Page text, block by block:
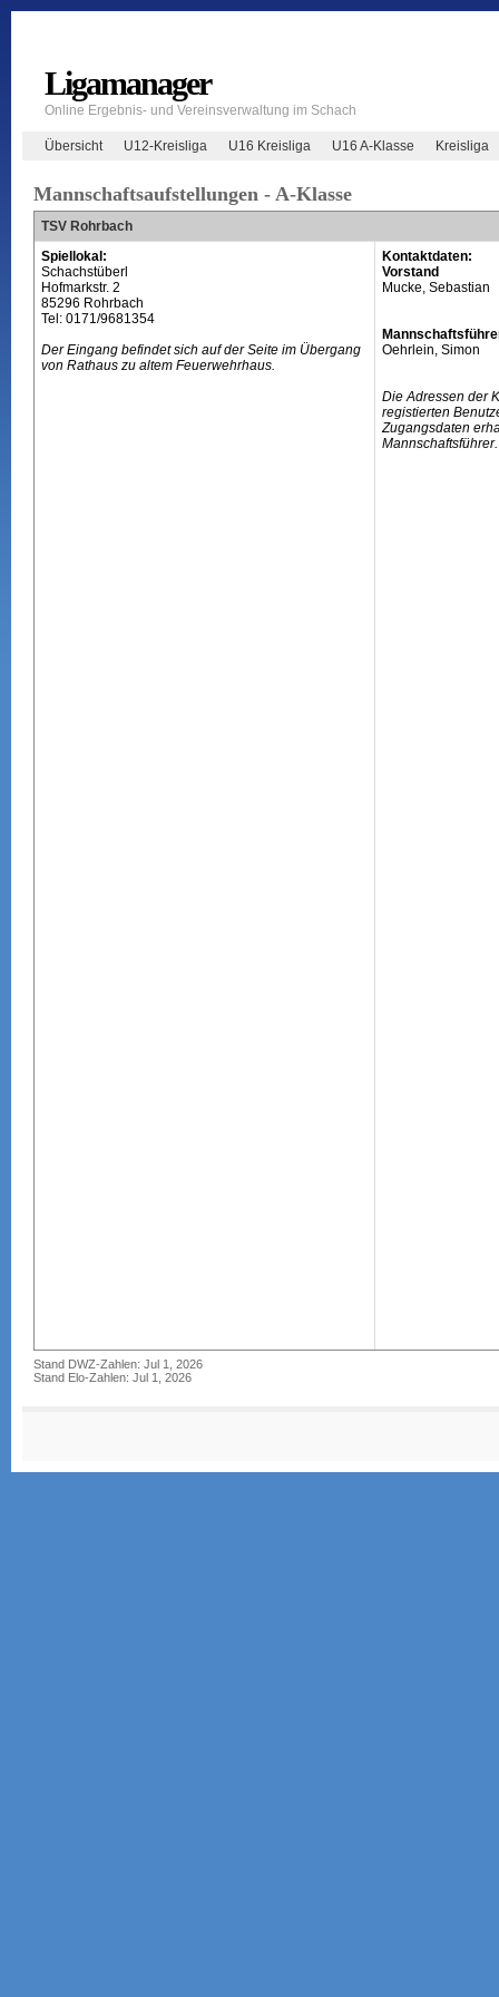
Ligamanager
Online Ergebnis- und Vereinsverwaltung im Schach
Übersicht U12-Kreisliga U16 Kreisliga U16 A-Klasse Kreisliga
Mannschaftsaufstellungen - A-Klasse
TSV Rohrbach
Spiellokal:
Schachstüberl
Hofmarkstr. 2
85296 Rohrbach
Tel: 0171/9681354
Der Eingang befindet sich auf der Seite im Übergang
von Rathaus zu altem Feuerwehrhaus.
Kontaktdaten:
Vorstand
Mucke, Sebastian
Oehrlein, Simon
Die Adressen der
registierten
Zugangsdaten
Mannschaftsführer.
Stand DWZ-Zahlen: Jul 1, 2026
Stand Elo-Zahlen: Jul 1, 2026